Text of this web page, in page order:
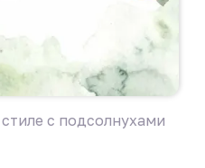
с подсолнухами